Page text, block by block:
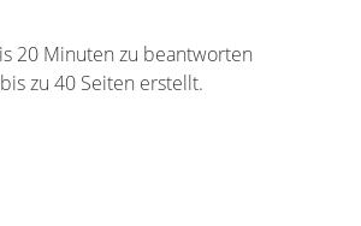
20 Minuten zu beantworten
zu 40 Seiten erstellt.